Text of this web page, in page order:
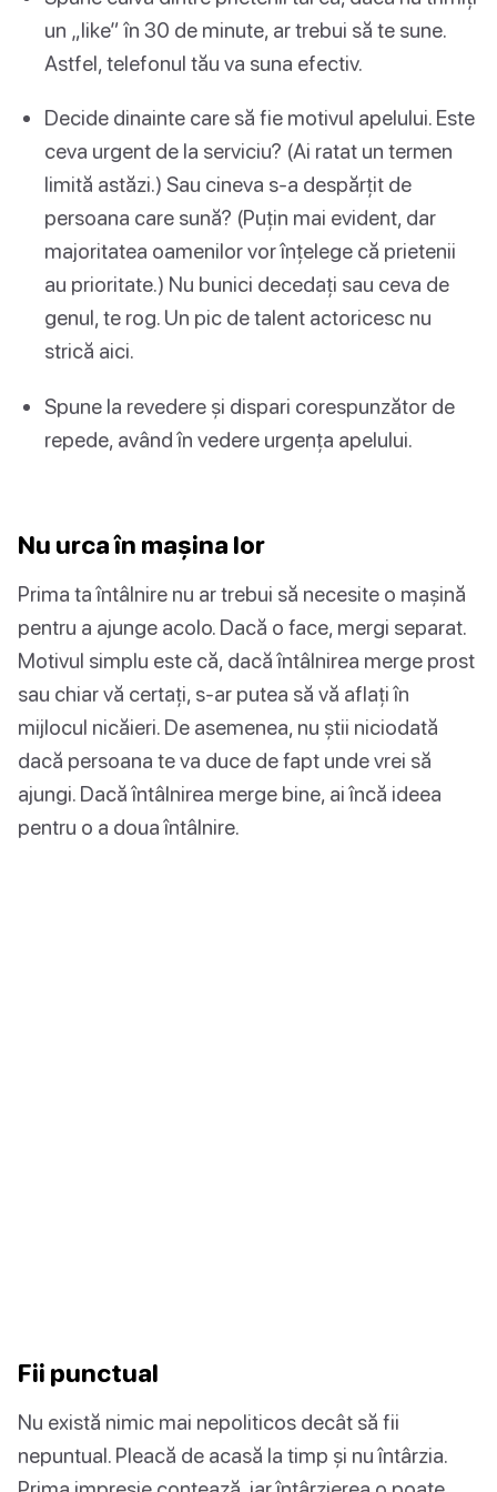
un „like” în 30 de minute, ar trebui să te sune.
Astfel, telefonul tău va suna efectiv.
Decide dinainte care să fie motivul apelului. Este
ceva urgent de la serviciu? (Ai ratat un termen
limită astăzi.) Sau cineva s-a despărțit de
persoana care sună? (Puțin mai evident, dar
majoritatea oamenilor vor înțelege că prietenii
au prioritate.) Nu bunici decedați sau ceva de
genul, te rog. Un pic de talent actoricesc nu
strică aici.
Spune la revedere și dispari corespunzător de
repede, având în vedere urgența apelului.
Nu urca în mașina lor
Prima ta întâlnire nu ar trebui să necesite o mașină
pentru a ajunge acolo. Dacă o face, mergi separat.
Motivul simplu este că, dacă întâlnirea merge prost
sau chiar vă certați, s-ar putea să vă aflați în
mijlocul nicăieri. De asemenea, nu știi niciodată
dacă persoana te va duce de fapt unde vrei să
ajungi. Dacă întâlnirea merge bine, ai încă ideea
pentru o a doua întâlnire.
Fii punctual
Nu există nimic mai nepoliticos decât să fii
nepuntual. Pleacă de acasă la timp și nu întârzia.